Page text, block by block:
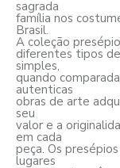
sagrada
família nos
Brasil.
A coleção
diferentes tipos
simples,
quando
autenticas
obras de arte
seu
valor e a
em cada
peça. Os
lugares